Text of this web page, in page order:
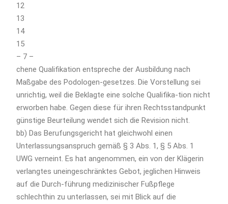
12
13
14
15
– 7 –
chene Qualifikation entspreche der Ausbildung nach
Maßgabe des Podologen-gesetzes. Die Vorstellung sei
unrichtig, weil die Beklagte eine solche Qualifika-tion nicht
erworben habe. Gegen diese für ihren Rechtsstandpunkt
günstige Beurteilung wendet sich die Revision nicht.
bb) Das Berufungsgericht hat gleichwohl einen
Unterlassungsanspruch gemäß § 3 Abs. 1, § 5 Abs. 1
UWG verneint. Es hat angenommen, ein von der Klägerin
verlangtes uneingeschränktes Gebot, jeglichen Hinweis
auf die Durch-führung medizinischer Fußpflege
schlechthin zu unterlassen, sei mit Blick auf die